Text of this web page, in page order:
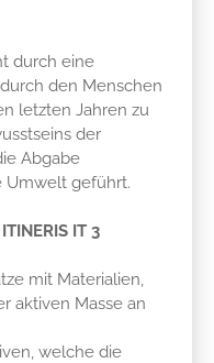
durch eine
den Menschen
letzten Jahren zu
der
Abgabe
Umwelt geführt.
IT 3
mit Materialien,
aktiven Masse an
welche die